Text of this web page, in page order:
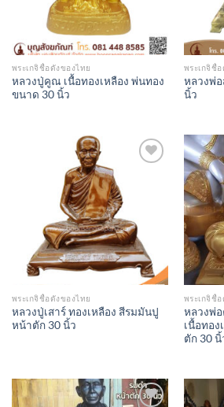
พระเกจิชื่อดังของไทย
หลวงปู่คูณ เนื้อทองเหลือง พ่นทอง
ขนาด 30 นิ้ว
พระเกจิชื่
หลวงพ่
นิ้ว
พระเกจิชื่อดังของไทย
หลวงปู่เสาร์ ทองเหลือง สีรมมันปู
หน้าตัก 30 นิ้ว
พระเกจิชื่
หลวงพ่
เนื้อทอ
ตัก 30 นิ้